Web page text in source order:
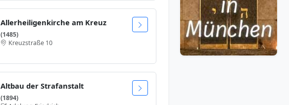
Allerheiligenkirche am Kreuz
(1485)
Kreuzstraße 10
Altbau der Strafanstalt
(1894)